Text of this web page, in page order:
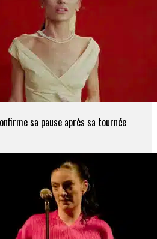
sa pause après sa tournée